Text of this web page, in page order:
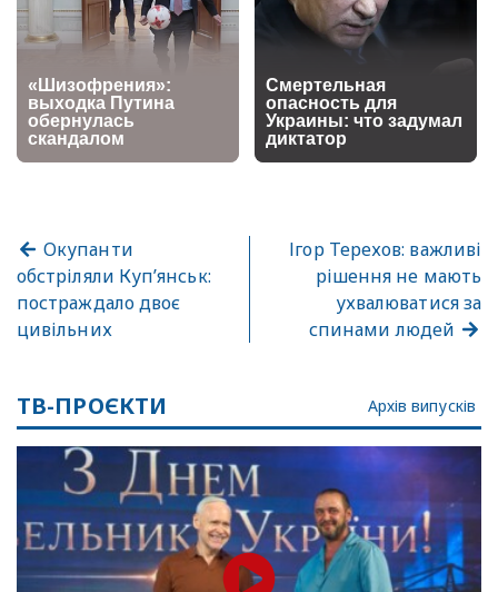
Окупанти
обстріляли Куп’янськ:
постраждало двоє
цивільних
Ігор Терехов: важливі
рішення не мають
ухвалюватися за
спинами людей
ТВ-ПРОЄКТИ Архів випусків